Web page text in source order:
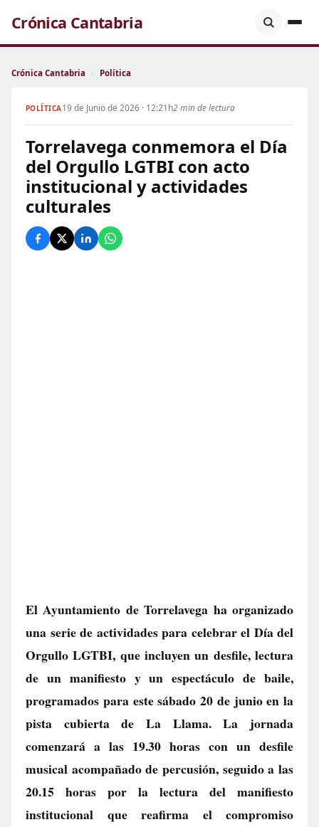
Crónica Cantabria
Crónica Cantabria › Política
POLÍTICA19 de Junio de 2026 · 12:21h2 min de lectura
Torrelavega conmemora el Día
del Orgullo LGTBI con acto
institucional y actividades
culturales
El Ayuntamiento de Torrelavega ha organizado
una serie de actividades para celebrar el Día del
Orgullo LGTBI, que incluyen un desfile, lectura
de un manifiesto y un espectáculo de baile,
programados para este sábado 20 de junio en la
pista cubierta de La Llama. La jornada
comenzará a las 19.30 horas con un desfile
musical acompañado de percusión, seguido a las
20.15 horas por la lectura del manifiesto
institucional que reafirma el compromiso